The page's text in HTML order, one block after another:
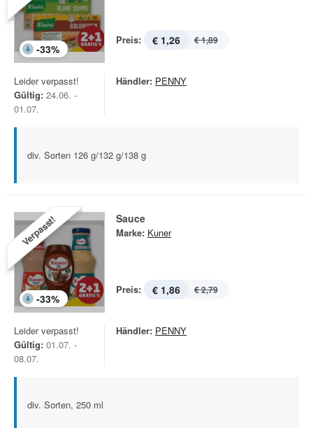
-33%
Preis: € 1,26 € 1,89
Leider verpasst!
Gültig: 24.06. -
01.07.
Händler: PENNY
div. Sorten 126 g/132 g/138 g
Verpasst!
-33%
Sauce
Marke: Kuner
Preis: € 1,86 € 2,79
Leider verpasst!
Gültig: 01.07. -
08.07.
Händler: PENNY
div. Sorten, 250 ml